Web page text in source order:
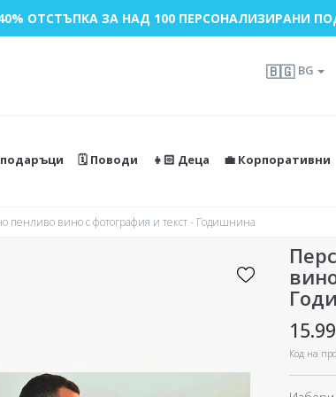
ОТСТЪПКА ЗА НАД 100 ПЕРСОНАЛИЗИРАНИ
🇧🇬BG
🗓️ Поводи 👧🏻 Деца 💼 Корпоративни
пенливо вино с фотография и текст - Годишнина
Код на